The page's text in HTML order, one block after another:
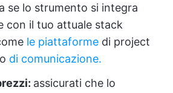
se lo strumento si integra
con il tuo attuale stack
le piattaforme di project
di comunicazione.
assicurati che lo